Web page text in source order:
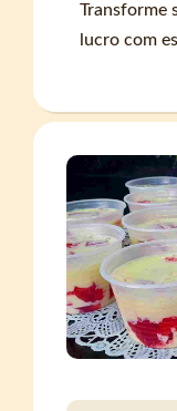
Transforme
lucro com